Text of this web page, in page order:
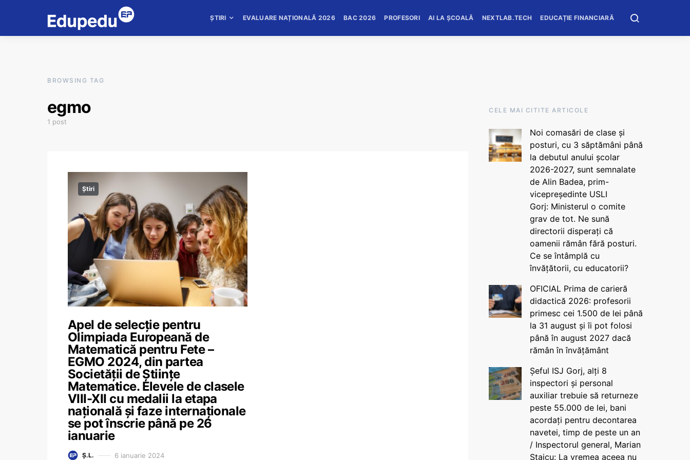
ȘTIRI EVALUARE NAȚIONALĂ 2026 BAC 2026 PROFESORI AI LA ȘCOALĂ NEXTLAB.TECH EDUCAȚIE FINANCIARĂ
BROWSING TAG
egmo
1 post
Știri
Apel de selecție pentru
Olimpiada Europeană de
Matematică pentru Fete –
EGMO 2024, din partea
Societății de Științe
Matematice. Elevele de clasele
VIII-XII cu medalii la etapa
națională și faze internaționale
se pot înscrie până pe 26
ianuarie
Ș.L. 6 ianuarie 2024
CELE MAI CITITE ARTICOLE
Noi comasări de clase și
posturi, cu 3 săptămâni până
la debutul anului școlar
2026-2027, sunt semnalate
de Alin Badea, prim-
vicepreședinte USLI
Gorj: Ministerul o comite
grav de tot. Ne sună
directorii disperați că
oamenii rămân fără posturi.
Ce se întâmplă cu
învățătorii, cu educatorii?
OFICIAL Prima de carieră
didactică 2026: profesorii
primesc cei 1.500 de lei până
la 31 august și îi pot folosi
până în august 2027 dacă
rămân în învățământ
Șeful ISJ Gorj, alți 8
inspectori și personal
auxiliar trebuie să returneze
peste 55.000 de lei, bani
acordați pentru decontarea
navetei, timp de peste un an
/ Inspectorul general, Marian
Staicu: La vremea aceea nu